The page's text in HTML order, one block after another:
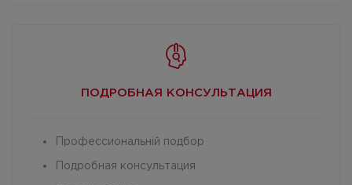
ПОДРОБНАЯ КОНСУЛЬТАЦИЯ
Профессиональній подбор
Подробная консультация